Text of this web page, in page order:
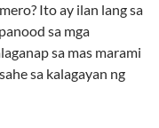
Ito ay ilan lang sa
sa mga
sa mas marami
sa kalagayan ng